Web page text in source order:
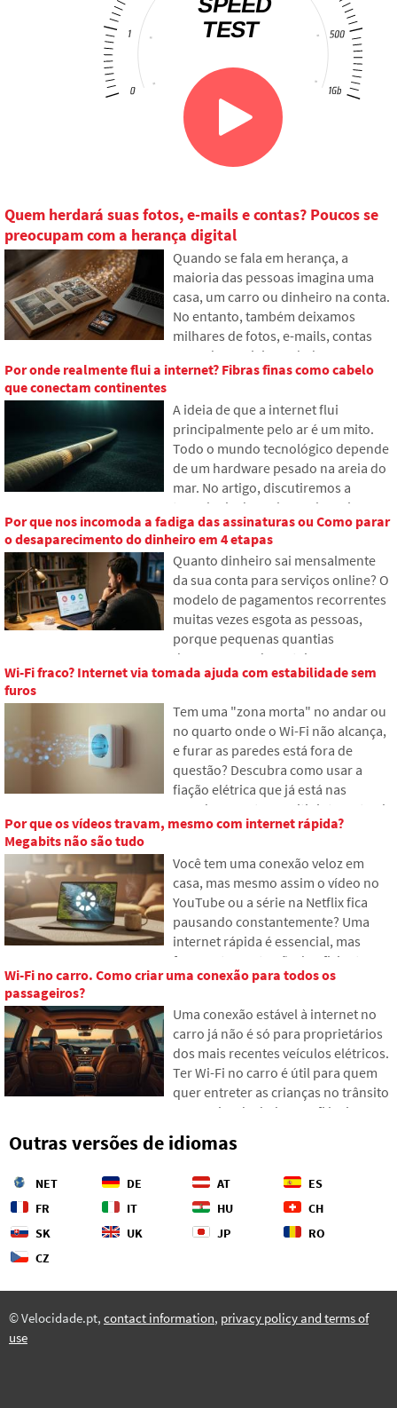
Quem herdará suas fotos, e-mails e contas? Poucos se
preocupam com a herança digital
Quando se fala em herança, a
maioria das pessoas imagina uma
casa, um carro ou dinheiro na conta.
No entanto, também deixamos
milhares de fotos, e-mails, contas
em redes sociais ou dados
armazenados na nuvem. O que
quem terá acesso? No artigo,
examinamos como funciona a
herança digital, por que os
familiares podem ter problemas com
os dados e como organizar sua
Por onde realmente flui a internet? Fibras finas como cabelo
que conectam continentes
A ideia de que a internet flui
principalmente pelo ar é um mito.
Todo o mundo tecnológico depende
de um hardware pesado na areia do
mar. No artigo, discutiremos a
tecnologia dos cabos submarinos.
Você descobrirá como funcionam as
fibras ópticas, o que envolve sua
instalação a partir de navios e como
as profundezas dos oceanos se
tornaram um campo de batalha
geopolítico.
Por que nos incomoda a fadiga das assinaturas ou Como parar
o desaparecimento do dinheiro em 4 etapas
Quanto dinheiro sai mensalmente
da sua conta para serviços online? O
modelo de pagamentos recorrentes
muitas vezes esgota as pessoas,
porque pequenas quantias
desaparecem da carteira,
acumulando-se em valores
baseamo-nos em dados recentes de
2026, mostramos a enorme
diferença entre nossas estimativas e
a realidade e oferecemos quatro
passos concretos para ter um pouco
despesas.
Wi-Fi fraco? Internet via tomada ajuda com estabilidade sem
furos
Tem uma "zona morta" no andar ou
no quarto onde o Wi-Fi não alcança,
e furar as paredes está fora de
questão? Descubra como usar a
fiação elétrica que já está nas
paredes para transmitir internet pela
rede elétrica. No artigo, mostramos
adaptador powerline, por que ele
lida bem com transmissões em 4K e
jogos, e no que prestar atenção em
instalações elétricas antigas de
alumínio.
Por que os vídeos travam, mesmo com internet rápida?
Megabits não são tudo
Você tem uma conexão veloz em
casa, mas mesmo assim o vídeo no
YouTube ou a série na Netflix fica
pausando constantemente? Uma
internet rápida é essencial, mas
frequentemente não é suficiente
para assistir vídeos com fluidez. O
que não consegue fornecer dados
ao seu dispositivo suficientemente
rápido. Veja como encontrar os
pontos fracos na sua rede e o que
fazer quando a teoria do provedor
Wi-Fi no carro. Como criar uma conexão para todos os
passageiros?
Uma conexão estável à internet no
carro já não é só para proprietários
dos mais recentes veículos elétricos.
Ter Wi-Fi no carro é útil para quem
quer entreter as crianças no trânsito
ou precisa de dados confiáveis para
de criar uma rede mesmo em carros
configurar tudo e qual opção
poupará mais nervos e dinheiro com
dados transferidos.
Outras versões de idiomas
NET DE AT
ES
FR
IT HU
CH
SK
UK JP
RO
CZ
© Velocidade.pt, contact information, privacy policy and terms of
use